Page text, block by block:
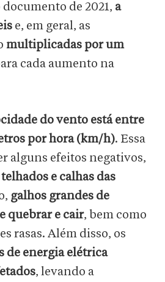
de 2021, a
e, em geral, as
multiplicadas por um
cada aumento na
do vento está entre
por hora (km/h). Essa
alguns efeitos negativos,
e calhas das
galhos grandes de
quebrar e cair, bem como
rasas. Além disso, os
de energia elétrica
, levando a